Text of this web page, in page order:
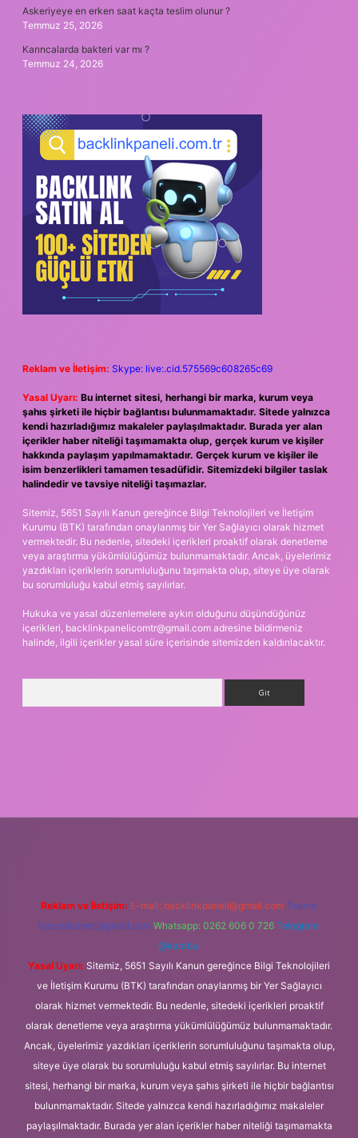
Askeriyeye en erken saat kaçta teslim olunur ?
Temmuz 25, 2026
Karıncalarda bakteri var mı ?
Temmuz 24, 2026
Reklam ve İletişim: Skype: live:.cid.575569c608265c69
Yasal Uyarı: Bu internet sitesi, herhangi bir marka, kurum veya
şahıs şirketi ile hiçbir bağlantısı bulunmamaktadır. Sitede yalnızca
kendi hazırladığımız makaleler paylaşılmaktadır. Burada yer alan
içerikler haber niteliği taşımamakta olup, gerçek kurum ve kişiler
hakkında paylaşım yapılmamaktadır. Gerçek kurum ve kişiler ile
isim benzerlikleri tamamen tesadüfidir. Sitemizdeki bilgiler taslak
halindedir ve tavsiye niteliği taşımazlar.
Sitemiz, 5651 Sayılı Kanun gereğince Bilgi Teknolojileri ve İletişim
Kurumu (BTK) tarafından onaylanmış bir Yer Sağlayıcı olarak hizmet
vermektedir. Bu nedenle, sitedeki içerikleri proaktif olarak denetleme
veya araştırma yükümlülüğümüz bulunmamaktadır. Ancak, üyelerimiz
yazdıkları içeriklerin sorumluluğunu taşımakta olup, siteye üye olarak
bu sorumluluğu kabul etmiş sayılırlar.
Hukuka ve yasal düzenlemelere aykırı olduğunu düşündüğünüz
içerikleri, backlinkpanelicomtr@gmail.com adresine bildirmeniz
halinde, ilgili içerikler yasal süre içerisinde sitemizden kaldırılacaktır.
Reklam ve İletişim: E-mail: backlinkpaneli@gmail.com Teams:
forumhizmeti@gmail.com Whatsapp: 0262 606 0 726 Telegram:
@karabul
Yasal Uyarı: Sitemiz, 5651 Sayılı Kanun gereğince Bilgi Teknolojileri
ve İletişim Kurumu (BTK) tarafından onaylanmış bir Yer Sağlayıcı
olarak hizmet vermektedir. Bu nedenle, sitedeki içerikleri proaktif
olarak denetleme veya araştırma yükümlülüğümüz bulunmamaktadır.
Ancak, üyelerimiz yazdıkları içeriklerin sorumluluğunu taşımakta olup,
siteye üye olarak bu sorumluluğu kabul etmiş sayılırlar. Bu internet
sitesi, herhangi bir marka, kurum veya şahıs şirketi ile hiçbir bağlantısı
bulunmamaktadır. Sitede yalnızca kendi hazırladığımız makaleler
paylaşılmaktadır. Burada yer alan içerikler haber niteliği taşımamakta